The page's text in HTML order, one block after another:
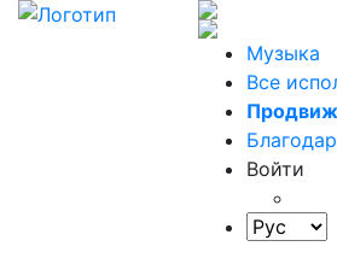
Музыка
Все
Войти